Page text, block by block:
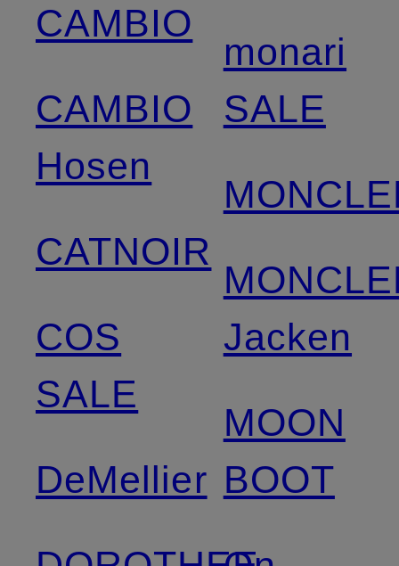
CAMBIO
CAMBIO
Hosen
CATNOIR
COS
SALE
DeMellier
monari
SALE
Jacken
MOON
BOOT